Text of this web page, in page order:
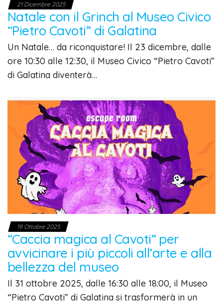
21 Dicembre 2025
Natale con il Grinch al Museo Civico
“Pietro Cavoti” di Galatina
Un Natale… da riconquistare! Il 23 dicembre, dalle
ore 10:30 alle 12:30, il Museo Civico “Pietro Cavoti”
di Galatina diventerà…
19 Ottobre 2025
“Caccia magica al Cavoti” per
avvicinare i più piccoli all’arte e alla
bellezza del museo
Il 31 ottobre 2025, dalle 16:30 alle 18:00, il Museo
“Pietro Cavoti” di Galatina si trasformerà in un